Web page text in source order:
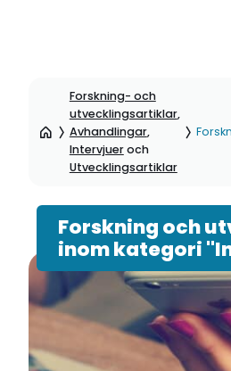
sidinnehåll
Forskning- och
utvecklingsartiklar,
Avhandlingar,
Intervjueroch
Utvecklingsartiklar
Forskning och
inom kategori